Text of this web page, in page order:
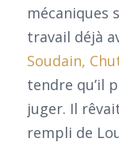
mécaniques
travail déjà
Soudain,
tendre qu’il
juger. Il
rempli de